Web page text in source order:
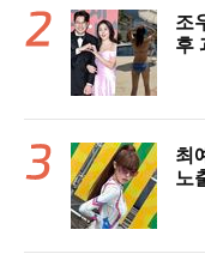
조
후
최
노